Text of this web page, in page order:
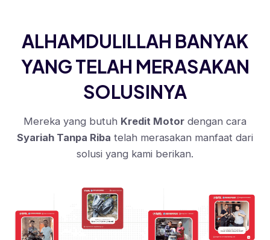
ALHAMDULILLAH BANYAK
YANG TELAH MERASAKAN
SOLUSINYA
Mereka yang butuh Kredit Motor dengan cara
Syariah Tanpa Riba telah merasakan manfaat dari
solusi yang kami berikan.